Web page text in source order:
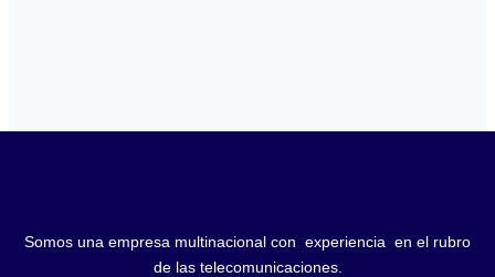
Somos una empresa multinacional con experiencia en el rubro
de las telecomunicaciones.